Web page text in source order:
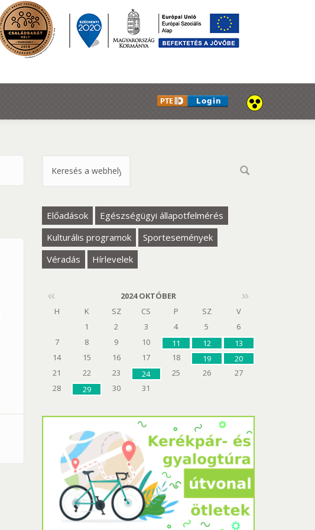
Keresés űrlap
Előadások
Egészségügyi állapotfelmérés
Kulturális programok
Sportesemények
Véradás
Hírlevelek
H K SZ CS P SZ
V
1
2 3 4 5
6
7
8 9 10 11 12
13
14
15 16 17 18 19
20
21
22 23 24 25 26
27
28
29 30 31
2024 OKTÓBER